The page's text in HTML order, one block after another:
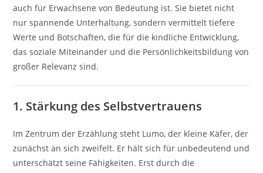
auch für Erwachsene von Bedeutung ist. Sie bietet nicht
nur spannende Unterhaltung, sondern vermittelt tiefere
Werte und Botschaften, die für die kindliche Entwicklung,
das soziale Miteinander und die Persönlichkeitsbildung von
großer Relevanz sind.
1. Stärkung des Selbstvertrauens
Im Zentrum der Erzählung steht Lumo, der kleine Käfer, der
zunächst an sich zweifelt. Er hält sich für unbedeutend und
unterschätzt seine Fähigkeiten. Erst durch die